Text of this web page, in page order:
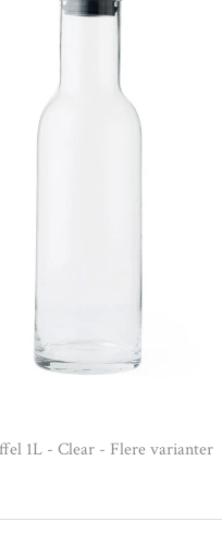
1L - Clear - Flere varianter